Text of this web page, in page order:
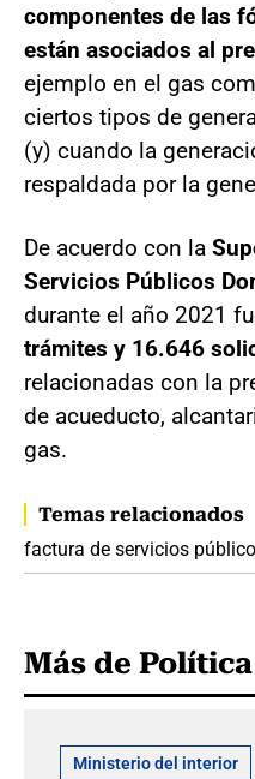
componentes de las
están asociados al
ejemplo en el gas
ciertos tipos de
(y) cuando la
respaldada por la
De acuerdo con la
Servicios Públicos
durante el año 2021
trámites y 16.646
relacionadas con la
de acueducto,
gas.
Temas relacionados
factura de servicios
Más de Política
Ministerio del interior